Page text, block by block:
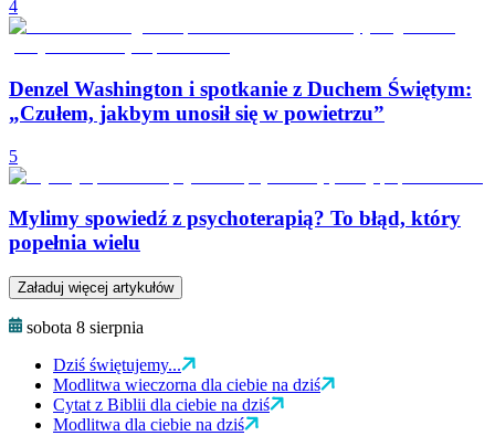
4
Denzel Washington i spotkanie z Duchem Świętym:
„Czułem, jakbym unosił się w powietrzu”
5
Mylimy spowiedź z psychoterapią? To błąd, który
popełnia wielu
Załaduj więcej artykułów
sobota 8 sierpnia
Dziś świętujemy...
Modlitwa wieczorna dla ciebie na dziś
Cytat z Biblii dla ciebie na dziś
Modlitwa dla ciebie na dziś